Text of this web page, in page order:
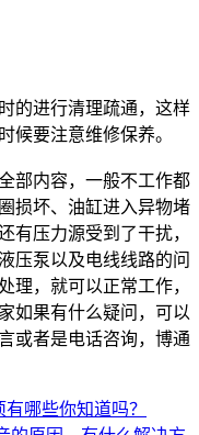
进行清理疏通，这样
候要注意维修保养。
内容，一般不工作都
损坏、油缸进入异物堵
有压力源受到了干扰，
压泵以及电线线路的问
理，就可以正常工作，
如果有什么疑问，可以
或者是电话咨询，博通
哪些你知道吗？